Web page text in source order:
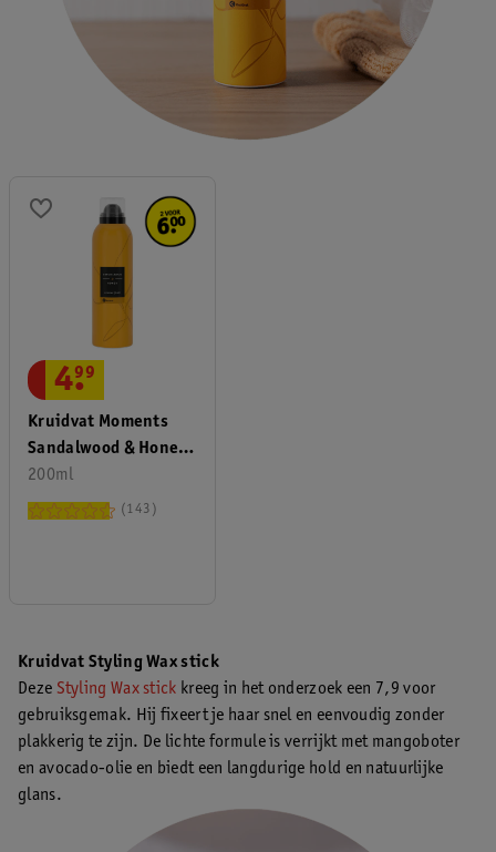
Kruidvat Moments
Sandalwood & Honey
Shower Foam
200ml
4.
99
143
Kruidvat Styling Wax stick
Deze Styling Wax stick kreeg in het onderzoek een 7,9 voor
gebruiksgemak. Hij fixeert je haar snel en eenvoudig zonder
plakkerig te zijn. De lichte formule is verrijkt met mangoboter
en avocado-olie en biedt een langdurige hold en natuurlijke
glans.